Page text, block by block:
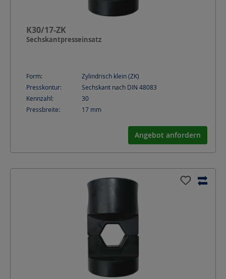
K30/17-ZK
Sechskantpresseinsatz
Form:
Zylindrisch klein (ZK)
Presskontur:
Sechskant nach DIN 48083
Kennzahl:
30
Pressbreite:
17 mm
Angebot anfordern